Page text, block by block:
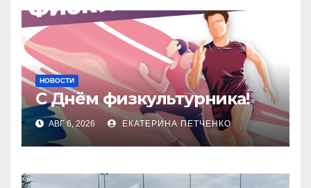
НОВОСТИ
С Днём физкультурника!
АВГ 6, 2026 ЕКАТЕРИНА ПЕТЧЕНКО